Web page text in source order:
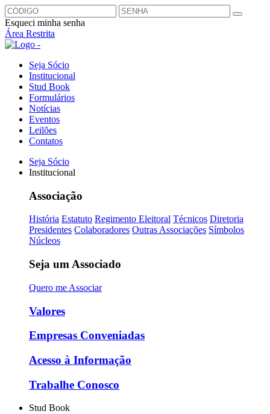
Esqueci minha senha
Área Restrita
Seja Sócio
Institucional
Stud Book
Formulários
Notícias
Eventos
Leilões
Contatos
Seja Sócio
Institucional
Associação
História Estatuto Regimento Eleitoral Técnicos Diretoria
Presidentes Colaboradores Outras Associações Símbolos
Núcleos
Seja um Associado
Quero me Associar
Valores
Empresas Conveniadas
Acesso à Informação
Trabalhe Conosco
Stud Book